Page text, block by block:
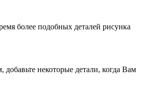
более подобных деталей рисунка
некоторые детали, когда Вам